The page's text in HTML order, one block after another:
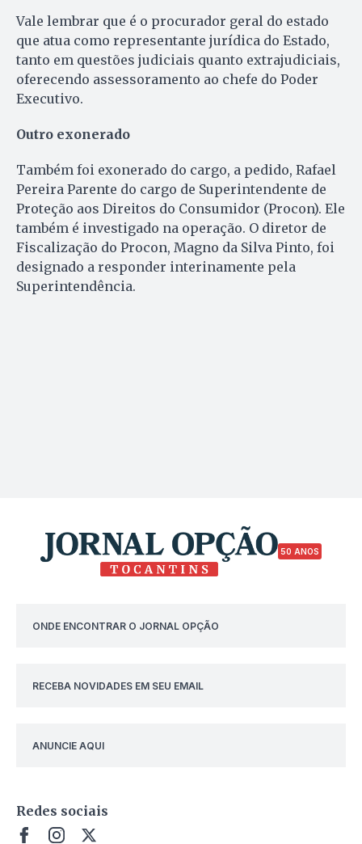
Vale lembrar que é o procurador geral do estado
que atua como representante jurídica do Estado,
tanto em questões judiciais quanto extrajudiciais,
oferecendo assessoramento ao chefe do Poder
Executivo.
Outro exonerado
Também foi exonerado do cargo, a pedido, Rafael
Pereira Parente do cargo de Superintendente de
Proteção aos Direitos do Consumidor (Procon). Ele
também é investigado na operação. O diretor de
Fiscalização do Procon, Magno da Silva Pinto, foi
designado a responder interinamente pela
Superintendência.
50 ANOS
ONDE ENCONTRAR O JORNAL OPÇÃO
RECEBA NOVIDADES EM SEU EMAIL
ANUNCIE AQUI
Redes sociais